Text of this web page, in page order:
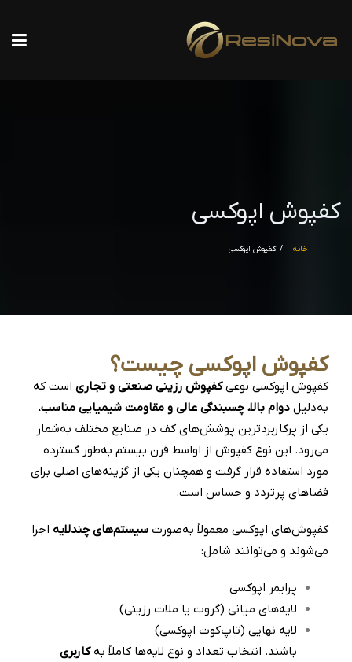
کفپوش اپوکسی
خانه کفپوش اپوکسی
کفپوش اپوکسی چیست؟
کفپوش اپوکسی نوعیکفپوش رزینی صنعتی و تجاری است که
به‌دلیل دوام بالا، چسبندگی عالی و مقاومت شیمیایی مناسب،
یکی از پرکاربردترین پوشش‌های کف در صنایع مختلف به‌شمار
می‌رود. این نوع کفپوش از اواسط قرن بیستم به‌طور گسترده
مورد استفاده قرار گرفت و همچنان یکی از گزینه‌های اصلی برای
فضاهای پرتردد و حساس است.
کفپوش‌های اپوکسی معمولاً به‌صورت سیستم‌های چندلایه اجرا
می‌شوند و می‌توانند شامل:
پرایمر اپوکسی
لایه‌های میانی (گروت یا ملات رزینی)
لایه نهایی (تاپ‌کوت اپوکسی)
باشند. انتخاب تعداد و نوع لایه‌ها کاملاً بهکاربری